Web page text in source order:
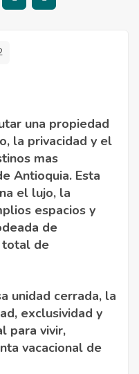
una propiedad
la privacidad y el
mas
Antioquia. Esta
el lujo, la
espacios y
de
total de
unidad cerrada, la
exclusividad y
para vivir,
vacacional de